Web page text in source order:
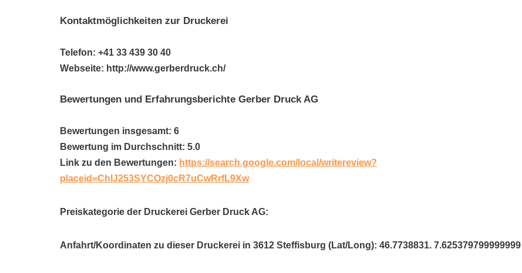
Kontaktmöglichkeiten zur Druckerei
Telefon: +41 33 439 30 40
Webseite: http://www.gerberdruck.ch/
Bewertungen und Erfahrungsberichte Gerber Druck AG
Bewertungen insgesamt: 6
Bewertung im Durchschnitt: 5.0
Link zu den Bewertungen: https://search.google.com/local/writereview?
placeid=ChIJ253SYCOzj0cR7uCwRrfL9Xw
Preiskategorie der Druckerei Gerber Druck AG:
Anfahrt/Koordinaten zu dieser Druckerei in 3612 Steffisburg (Lat/Long): 46.7738831. 7.625379799999999